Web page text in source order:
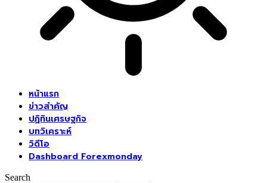
หน้าแรก
ข่าวสำคัญ
ปฏิทินเศรษฐกิจ
บทวิเคราะห์
วิดีโอ
Dashboard Forexmonday
Search